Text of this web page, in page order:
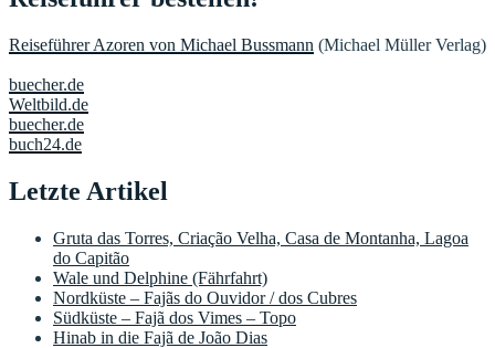
Reiseführer Azoren von Michael Bussmann (Michael Müller Verlag)
buecher.de
Weltbild.de
buecher.de
buch24.de
Letzte Artikel
Gruta das Torres, Criação Velha, Casa de Montanha, Lagoa
do Capitão
Wale und Delphine (Fährfahrt)
Nordküste – Fajãs do Ouvidor / dos Cubres
Südküste – Fajã dos Vimes – Topo
Hinab in die Fajã de João Dias